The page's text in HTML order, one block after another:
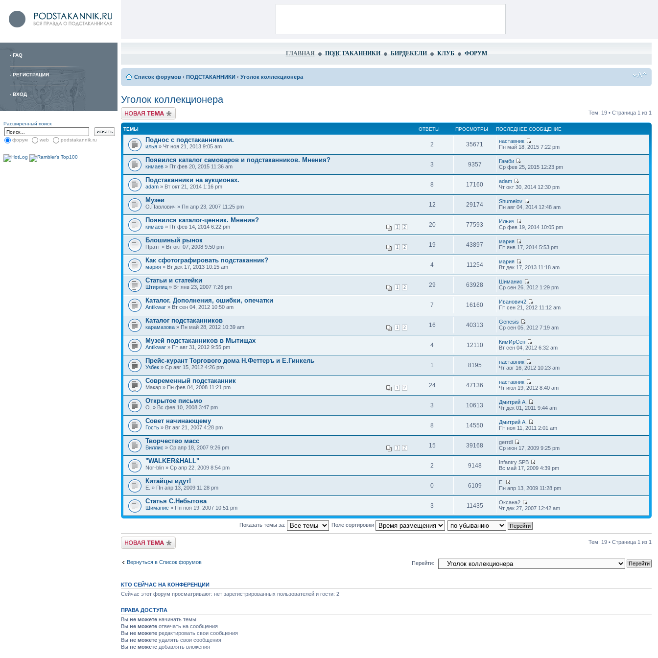
- FAQ
- РЕГИСТРАЦИЯ
- ВХОД
Расширенный поиск
форум web podstakannik.ru
ГЛАВНАЯ ПОДСТАКАННИКИ БИРДЕКЕЛИ КЛУБ ФОРУМ
Список форумов ‹ ПОДСТАКАННИКИ ‹ Уголок коллекционера
Уголок коллекционера
Тем: 19 • Страница 1 из 1
ТЕМЫ ОТВЕТЫ ПРОСМОТРЫ ПОСЛЕДНЕЕ СООБЩЕНИЕ
Поднос с подстаканниками.
илья » Чт ноя 21, 2013 9:05 am 2 35671
наставник
Пн май 18, 2015 7:22 pm
Появился каталог самоваров и подстаканников. Мнения?
кимаев » Пт фев 20, 2015 11:36 am 3 9357
Гамби
Ср фев 25, 2015 12:23 pm
Подстаканники на аукционах.
adam » Вт окт 21, 2014 1:16 pm 8 17160
adam
Чт окт 30, 2014 12:30 pm
Музеи
О.Павлович » Пн апр 23, 2007 11:25 pm 12 29174
Shumelov
Пн авг 04, 2014 12:48 am
Появился каталог-ценник. Мнения?
1 2
кимаев » Пт фев 14, 2014 6:22 pm 20 77593
Ильич
Ср фев 19, 2014 10:05 pm
Блошиный рынок
1 2
Пратт » Вт окт 07, 2008 9:50 pm 19 43897
мария
Пт янв 17, 2014 5:53 pm
Как сфотографировать подстаканник?
мария » Вт дек 17, 2013 10:15 am 4 11254
мария
Вт дек 17, 2013 11:18 am
Статьи и статейки
1 2
Штирлиц » Вт янв 23, 2007 7:26 pm 29 63928
Шиманис
Ср сен 26, 2012 1:29 pm
Каталог. Дополнения, ошибки, опечатки
Antikwar » Вт сен 04, 2012 10:50 am 7 16160
Иванович2
Пт сен 21, 2012 11:12 am
Каталог подстаканников
1 2
карамазова » Пн май 28, 2012 10:39 am 16 40313
Genesis
Ср сен 05, 2012 7:19 am
Музей подстаканников в Мытищах
Antikwar » Пт авг 31, 2012 9:55 pm 4 12110
КимИрСен
Вт сен 04, 2012 6:32 am
Прейс-курант Торгового дома Н.Феттеръ и Е.Гинкель
Узбек » Ср авг 15, 2012 4:26 pm 1 8195
наставник
Чт авг 16, 2012 10:23 am
Современный подстаканник
1 2
Макар » Пн фев 04, 2008 11:21 pm 24 47136
наставник
Чт июл 19, 2012 8:40 am
Открытое письмо
О. » Вс фев 10, 2008 3:47 pm 3 10613
Дмитрий А.
Чт дек 01, 2011 9:44 am
Совет начинающему
Гость » Вт авг 21, 2007 4:28 pm 8 14550
Дмитрий А.
Пт ноя 11, 2011 2:01 am
Творчество масс
1 2
Виллис » Ср апр 18, 2007 9:26 pm 15 39168
gerrdl
Ср июн 17, 2009 9:25 pm
"WALKER&HALL"
Nor-blin » Ср апр 22, 2009 8:54 pm 2 9148
Infantry SPB
Вс май 17, 2009 4:39 pm
Китайцы идут!
Е. » Пн апр 13, 2009 11:28 pm 0 6109
Е.
Пн апр 13, 2009 11:28 pm
Статья С.Небытова
Шиманис » Пн ноя 19, 2007 10:51 pm 3 11435
Оксана2
Чт дек 27, 2007 12:42 am
Показать темы за: Поле сортировки
Тем: 19 • Страница 1 из 1
Вернуться в Список форумов Перейти:
КТО СЕЙЧАС НА КОНФЕРЕНЦИИ
Сейчас этот форум просматривают: нет зарегистрированных пользователей и гости: 2
ПРАВА ДОСТУПА
Вы не можете начинать темы
Вы не можете отвечать на сообщения
Вы не можете редактировать свои сообщения
Вы не можете удалять свои сообщения
Вы не можете добавлять вложения